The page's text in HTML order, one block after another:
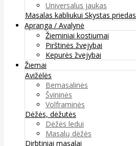
Universalus jaukas
Masalas kabliukui Skystas priedas
Apranga / Avalynė
Žieminiai kostiumai
Pirštinės žvejybai
Kepurės žvejybai
Žiemai
Avižėlės
Bemasalinės
Švininės
Volframinės
Dėžės, dėžutės
Dėžės ledui
Masalų dėžės
Dirbtiniai masalai